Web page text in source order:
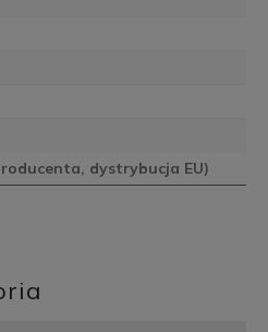
dystrybucja EU)